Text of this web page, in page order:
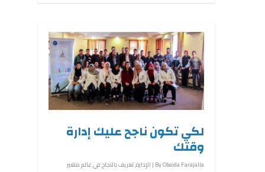
لكي تكون ناجح عليك إدارة
وقتك
ByObaida Farajalla
| الإدارة,تعريف بالنجاح في عالم متغير